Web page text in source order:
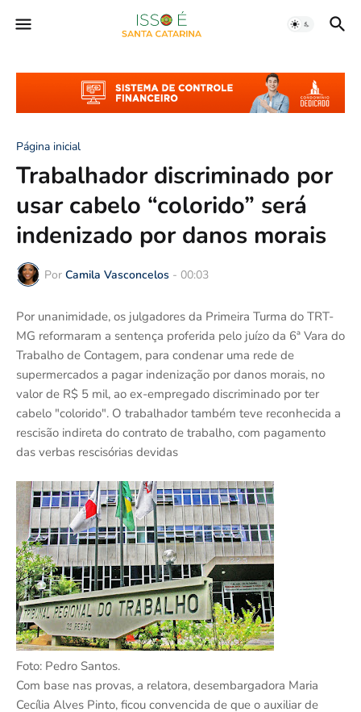
Página inicial
Trabalhador discriminado por
usar cabelo “colorido” será
indenizado por danos morais
Por Camila Vasconcelos - 00:03
Por unanimidade, os julgadores da Primeira Turma do TRT-
MG reformaram a sentença proferida pelo juízo da 6ª Vara do
Trabalho de Contagem, para condenar uma rede de
supermercados a pagar indenização por danos morais, no
valor de R$ 5 mil, ao ex-empregado discriminado por ter
cabelo "colorido". O trabalhador também teve reconhecida a
rescisão indireta do contrato de trabalho, com pagamento
das verbas rescisórias devidas
Foto: Pedro Santos.
Com base nas provas, a relatora, desembargadora Maria
Cecília Alves Pinto, ficou convencida de que o auxiliar de